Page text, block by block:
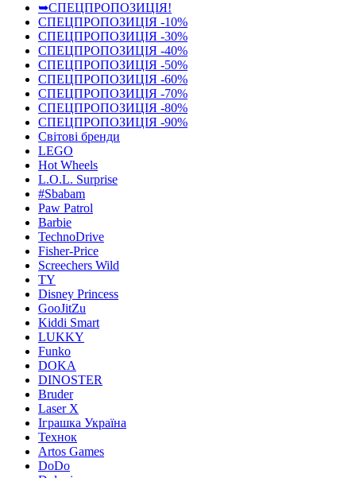
➥СПЕЦПРОПОЗИЦІЯ!
СПЕЦПРОПОЗИЦІЯ -10%
СПЕЦПРОПОЗИЦІЯ -30%
СПЕЦПРОПОЗИЦІЯ -40%
СПЕЦПРОПОЗИЦІЯ -50%
СПЕЦПРОПОЗИЦІЯ -60%
СПЕЦПРОПОЗИЦІЯ -70%
СПЕЦПРОПОЗИЦІЯ -80%
СПЕЦПРОПОЗИЦІЯ -90%
Світові бренди
LEGO
Hot Wheels
L.O.L. Surprise
#Sbabam
Paw Patrol
Barbie
TechnoDrive
Fisher-Price
Screechers Wild
TY
Disney Princess
GooJitZu
Kiddi Smart
LUKKY
Funko
DOKA
DINOSTER
Bruder
Laser X
Іграшка Україна
Технок
Artos Games
DoDo